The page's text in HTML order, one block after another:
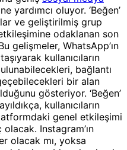
yardımcı oluyor. ‘Beğen’
ve geliştirilmiş grup
odaklanan son
gelişmeler, WhatsApp’ın
kullanıcıların
bağlantı
bir alan
gösteriyor. ‘Beğen’
kullanıcıların
genel etkileşimi
Instagram’ın
olacak mı, yoksa